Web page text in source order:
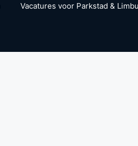
Vacatures voor Parkstad &